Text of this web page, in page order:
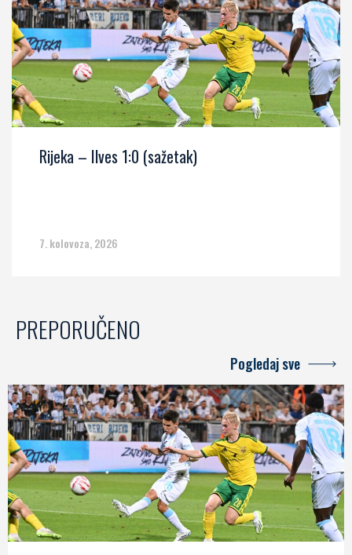
Rijeka – Ilves 1:0 (sažetak)
7. kolovoza, 2026
PREPORUČENO
Pogledaj sve